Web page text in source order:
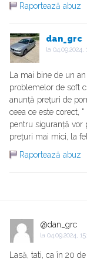
Raportează abuz
dan_grc
la 04.09.2024,
La mai bine de un
problemelor de soft
anunță prețuri de
ceea ce este corect,
pentru siguranță vor
prețuri mai mici, la
Raportează abuz
@dan_grc
la 04.09.2024,
Lasă, tati, ca în 20